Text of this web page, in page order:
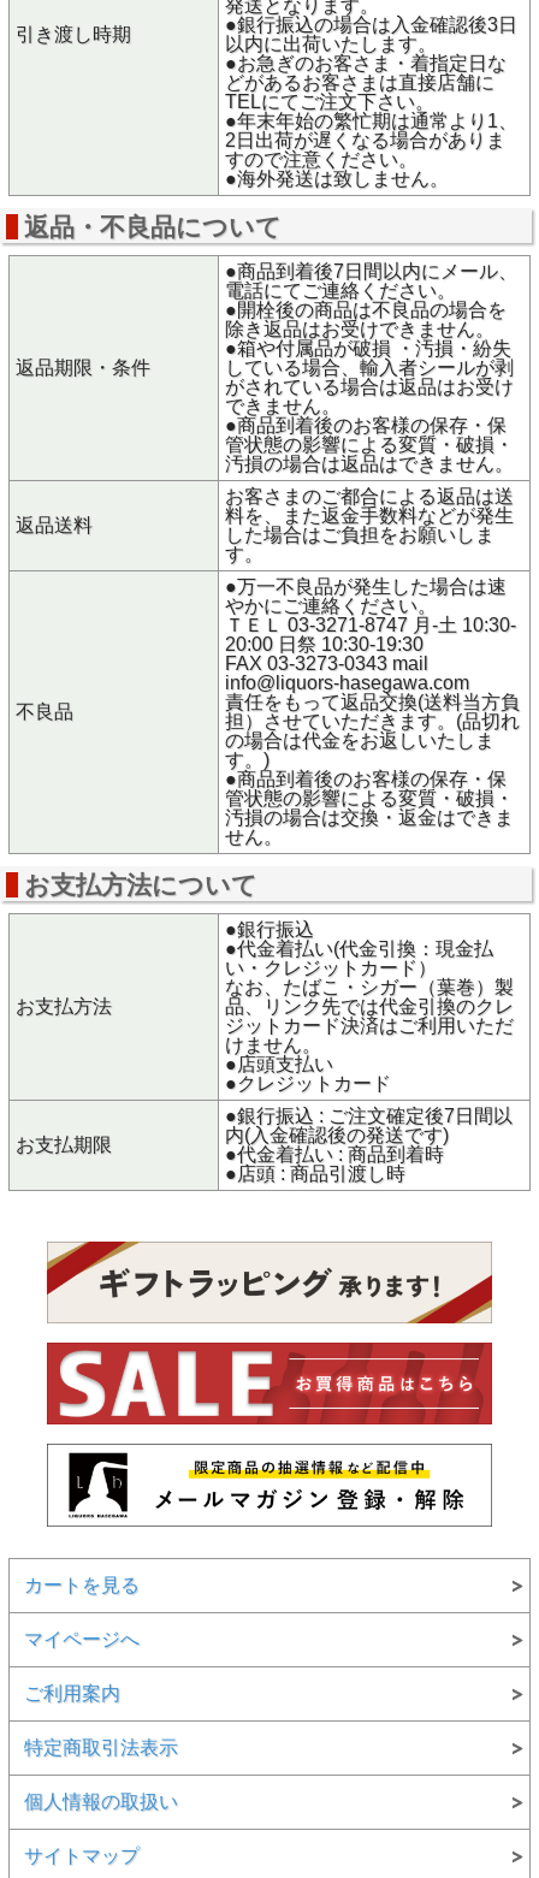
引き渡し時期
発送となります。
●銀行振込の場合は入金確認後3日
以内に出荷いたします。
●お急ぎのお客さま・着指定日な
どがあるお客さまは直接店舗に
TELにてご注文下さい。
●年末年始の繁忙期は通常より1、
2日出荷が遅くなる場合がありま
すので注意ください。
●海外発送は致しません。
返品・不良品について
返品期限・条件
●商品到着後7日間以内にメール、
電話にてご連絡ください。
●開栓後の商品は不良品の場合を
除き返品はお受けできません。
●箱や付属品が破損 ・汚損・紛失
している場合、輸入者シールが剥
がされている場合は返品はお受け
できません。
●商品到着後のお客様の保存・保
管状態の影響による変質・破損・
汚損の場合は返品はできません。
返品送料
お客さまのご都合による返品は送
料を、また返金手数料などが発生
した場合はご負担をお願いしま
す。
不良品
●万一不良品が発生した場合は速
やかにご連絡ください。
ＴＥＬ 03-3271-8747 月-土 10:30-
20:00 日祭 10:30-19:30
FAX 03-3273-0343 mail
info@liquors-hasegawa.com
責任をもって返品交換(送料当方負
担）させていただきます。(品切れ
の場合は代金をお返しいたしま
す。)
●商品到着後のお客様の保存・保
管状態の影響による変質・破損・
汚損の場合は交換・返金はできま
せん。
お支払方法について
お支払方法
●銀行振込
●代金着払い(代金引換：現金払
い・クレジットカード）
なお、たばこ・シガー（葉巻）製
品、リンク先では代金引換のクレ
ジットカード決済はご利用いただ
けません。
●店頭支払い
●クレジットカード
お支払期限
●銀行振込 : ご注文確定後7日間以
内(入金確認後の発送です)
●代金着払い : 商品到着時
●店頭 : 商品引渡し時
カートを見る
マイページへ
ご利用案内
特定商取引法表示
個人情報の取扱い
サイトマップ